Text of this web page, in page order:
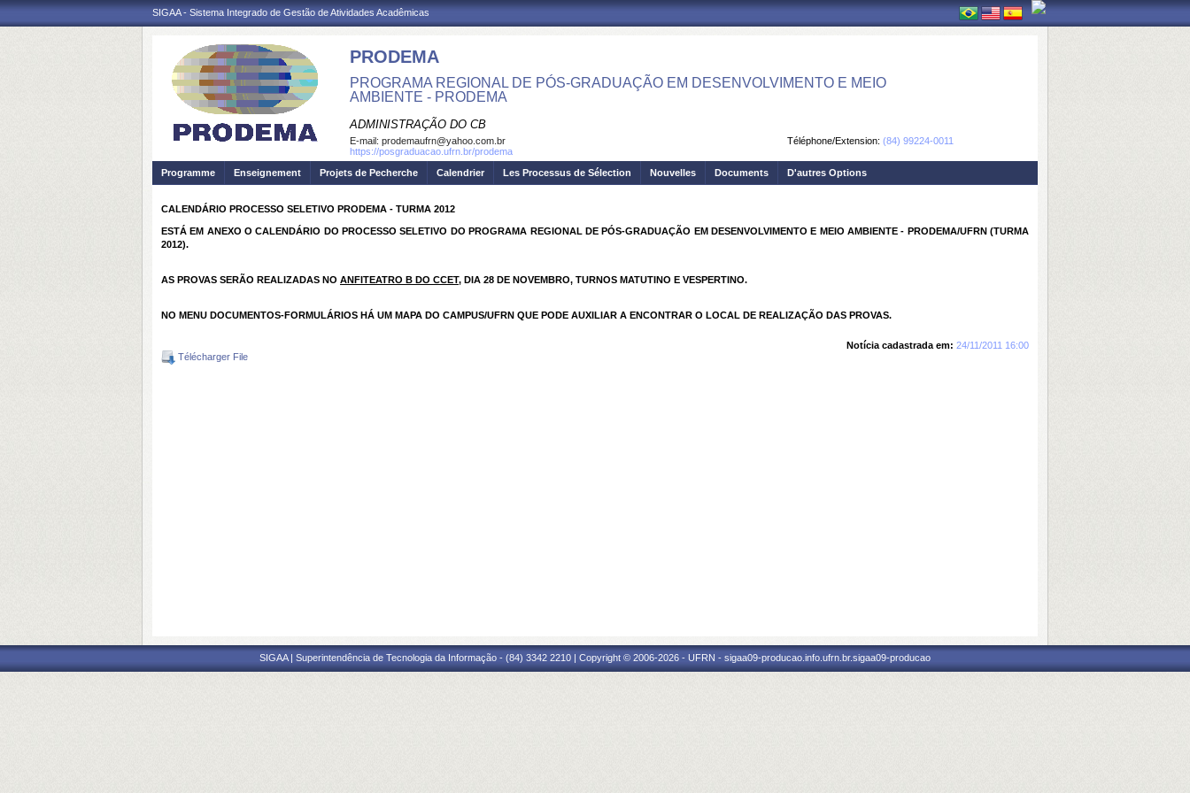
SIGAA - Sistema Integrado de Gestão de Atividades Acadêmicas
PRODEMA
PROGRAMA REGIONAL DE PÓS-GRADUAÇÃO EM DESENVOLVIMENTO E MEIO
AMBIENTE - PRODEMA
ADMINISTRAÇÃO DO CB
Téléphone/Extension: (84) 99224-0011
E-mail: prodemaufrn@yahoo.com.br
https://posgraduacao.ufrn.br/prodema
Programme
Enseignement Projets de Pecherche Calendrier Les Processus de Sélection Nouvelles Documents D'autres Options
CALENDÁRIO PROCESSO SELETIVO PRODEMA - TURMA 2012
ESTÁ EM ANEXO O CALENDÁRIO DO PROCESSO SELETIVO DO PROGRAMA REGIONAL DE PÓS-GRADUAÇÃO EM DESENVOLVIMENTO E MEIO AMBIENTE - PRODEMA/UFRN (TURMA
2012).
AS PROVAS SERÃO REALIZADAS NO ANFITEATRO B DO CCET, DIA 28 DE NOVEMBRO, TURNOS MATUTINO E VESPERTINO.
NO MENU DOCUMENTOS-FORMULÁRIOS HÁ UM MAPA DO CAMPUS/UFRN QUE PODE AUXILIAR A ENCONTRAR O LOCAL DE REALIZAÇÃO DAS PROVAS.
Notícia cadastrada em: 24/11/2011 16:00
Télécharger File
SIGAA | Superintendência de Tecnologia da Informação - (84) 3342 2210 | Copyright © 2006-2026 - UFRN - sigaa09-producao.info.ufrn.br.sigaa09-producao